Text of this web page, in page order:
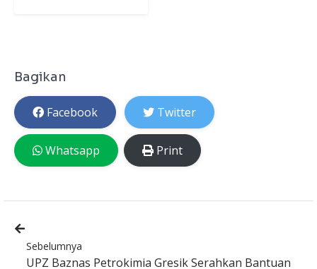
Bagikan
Facebook Twitter
Whatsapp Print
Sebelumnya
UPZ Baznas Petrokimia Gresik Serahkan Bantuan